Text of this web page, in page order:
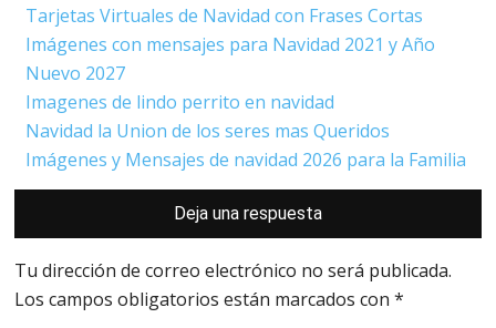
Tarjetas Virtuales de Navidad con Frases Cortas
Imágenes con mensajes para Navidad 2021 y Año
Nuevo 2027
Imagenes de lindo perrito en navidad
Navidad la Union de los seres mas Queridos
Imágenes y Mensajes de navidad 2026 para la Familia
los
lectores
Deja una respuesta
Tu dirección de correo electrónico no será publicada.
Los campos obligatorios están marcados con*